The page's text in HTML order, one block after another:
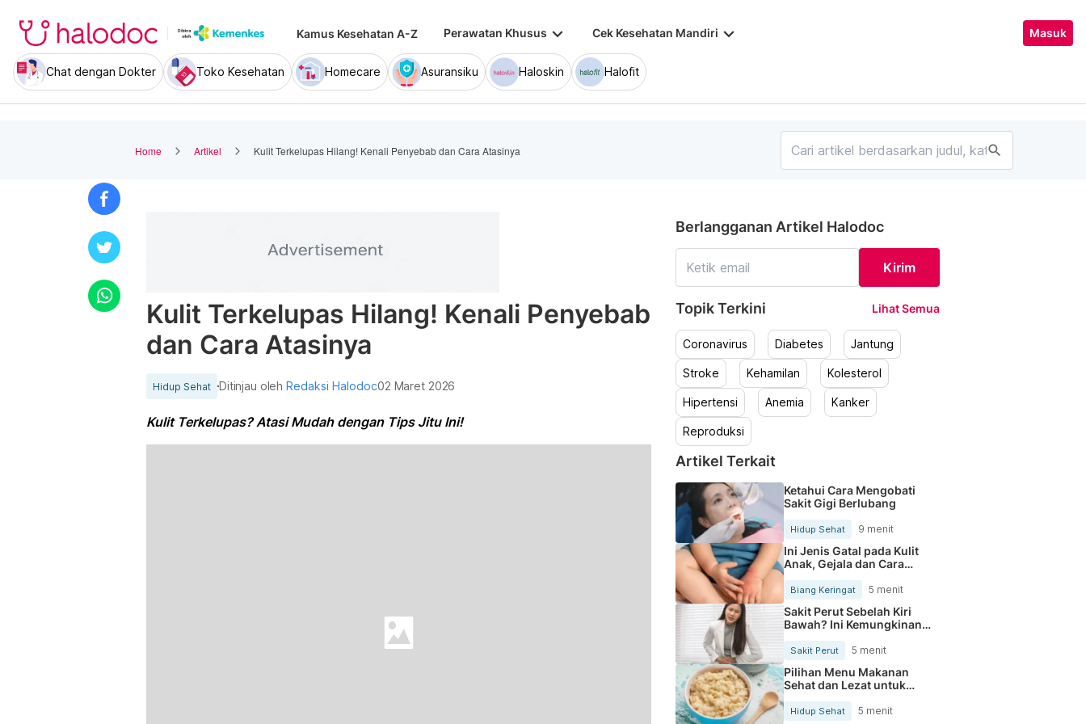
Kamus Kesehatan A-Z Perawatan Khusus keyboard_arrow_down Cek Kesehatan Mandiri keyboard_arrow_down Masuk
Chat dengan Dokter Toko Kesehatan Homecare Asuransiku Haloskin Halofit
Home Artikel Kulit Terkelupas Hilang! Kenali Penyebab dan Cara Atasinya search
Kulit Terkelupas Hilang! Kenali Penyebab
dan Cara Atasinya
Hidup Sehat Ditinjau olehRedaksi Halodoc02 Maret 2026
Kulit Terkelupas? Atasi Mudah dengan Tips Jitu Ini!
Berlangganan Artikel Halodoc
Kirim
Topik Terkini Lihat Semua
Coronavirus Diabetes Jantung
Stroke Kehamilan Kolesterol
Hipertensi Anemia Kanker
Reproduksi
Artikel Terkait
Ketahui Cara Mengobati
Sakit Gigi Berlubang
Hidup Sehat 9 menit
Ini Jenis Gatal pada Kulit
Anak, Gejala dan Cara
Mengobatinya
Biang Keringat 5 menit
Sakit Perut Sebelah Kiri
Bawah? Ini Kemungkinan
Sakit Perut 5 menit
Pilihan Menu Makanan
Sehat dan Lezat untuk
Mengurangi Kolesterol
Hidup Sehat 5 menit